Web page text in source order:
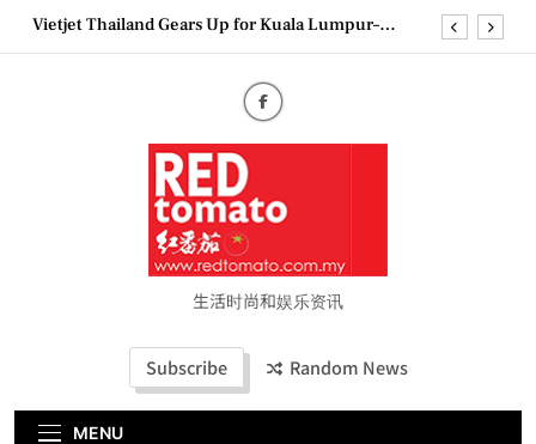
SkipVietjet Thailand Gears Up for Kuala Lumpur–
Bangkok Service Launch on9 October
Couture Fashion Week Malaysia 2026– Press
MBEW 2026 Unites Global Stakeholders to Shape
the Future of Business Events
Vietjet Thailand Gears Up for Kuala Lumpur–
Bangkok Service Launch on9 October
Epson reinvents affordable printing with next-
generation EcoTank Series生活时尚和娱乐资讯
Subscribe Random News
MENU